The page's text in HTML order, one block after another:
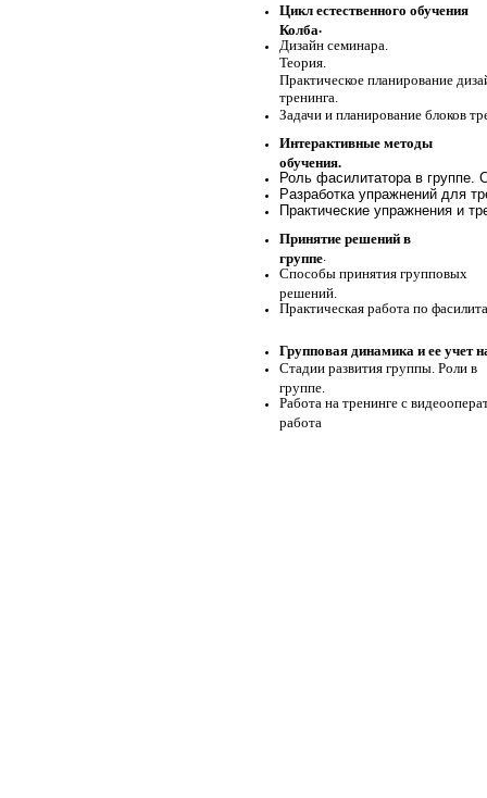
Цикл естественного обучения
Колба
Дизайн семинара.
Практическое планирование
Задачи и планирование блоков
Интерактивные методы
обучения.
Роль фасилитатора в
Разработка
Практические упражнения и
Принятие решений в
группе
Способы принятия групповых
решений.
Практическая работа по
Групповая динамика и ее учет
Стадии развития группы. Роли в
группе.
Работа на тренинге с
работа